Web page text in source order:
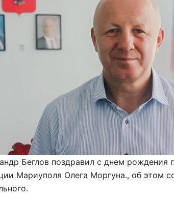
Беглов поздравил с днем рождения
Мариуполя Олега Моргуна., об этом